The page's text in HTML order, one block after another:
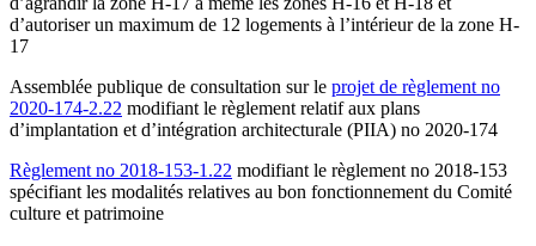
d’autoriser un maximum de 12 logements à l’intérieur de la zone H-
17
Assemblée publique de consultation sur le projet de règlement no
2020-174-2.22 modifiant le règlement relatif aux plans
d’implantation et d’intégration architecturale (PIIA) no 2020-174
Règlement no 2018-153-1.22 modifiant le règlement no 2018-153
spécifiant les modalités relatives au bon fonctionnement du Comité
culture et patrimoine